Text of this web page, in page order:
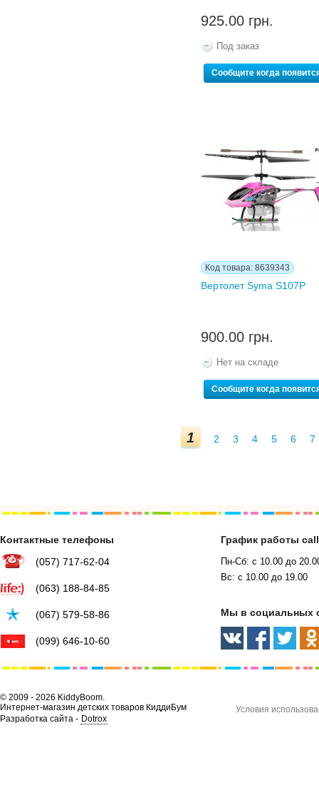
925.00 грн.
Под заказ
Сообщите когда
Код товара: 8639343
Вертолет Syma S107Р
900.00 грн.
Нет на складе
Сообщите когда
1 2 3 4 5 6 7
Контактные телефоны
(057) 717-62-04
(063) 188-84-85
(067) 579-58-86
(099) 646-10-60
График работы
Пн-Сб: с 10.00 до
Вс: с 10.00 до 19.00
Мы в социальных
© 2009 - 2026 KiddyBoom.
Интернет-магазин детских товаров КиддиБум
Разработка сайта - Dotrox
Условия